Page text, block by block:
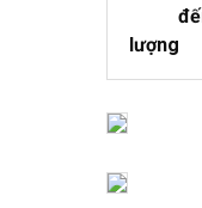
lượng